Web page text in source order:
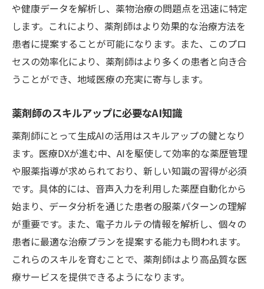
や健康データを解析し、薬物治療の問題点を迅速に特定
します。これにより、薬剤師はより効果的な治療方法を
患者に提案することが可能になります。また、このプロ
セスの効率化により、薬剤師はより多くの患者と向き合
うことができ、地域医療の充実に寄与します。
薬剤師のスキルアップに必要なAI知識
薬剤師にとって生成AIの活用はスキルアップの鍵となり
ます。医療DXが進む中、AIを駆使して効率的な薬歴管理
や服薬指導が求められており、新しい知識の習得が必須
です。具体的には、音声入力を利用した薬歴自動化から
始まり、データ分析を通じた患者の服薬パターンの理解
が重要です。また、電子カルテの情報を解析し、個々の
患者に最適な治療プランを提案する能力も問われます。
これらのスキルを育むことで、薬剤師はより高品質な医
療サービスを提供できるようになります。